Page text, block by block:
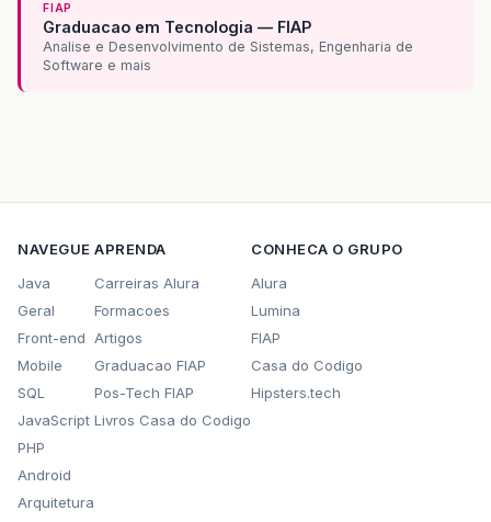
FIAP
Graduacao em Tecnologia — FIAP
Analise e Desenvolvimento de Sistemas, Engenharia de
Software e mais
NAVEGUE
Java
Geral
Front-end
Mobile
SQL
JavaScript
PHP
Android
Arquitetura
APRENDA
Carreiras Alura
Formacoes
Artigos
Graduacao FIAP
Pos-Tech FIAP
Livros Casa do Codigo
CONHECA O GRUPO
Alura
Lumina
FIAP
Casa do Codigo
Hipsters.tech